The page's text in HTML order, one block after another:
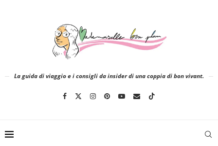
La guida di viaggio e i consigli da insider di una coppia di bon vivant.